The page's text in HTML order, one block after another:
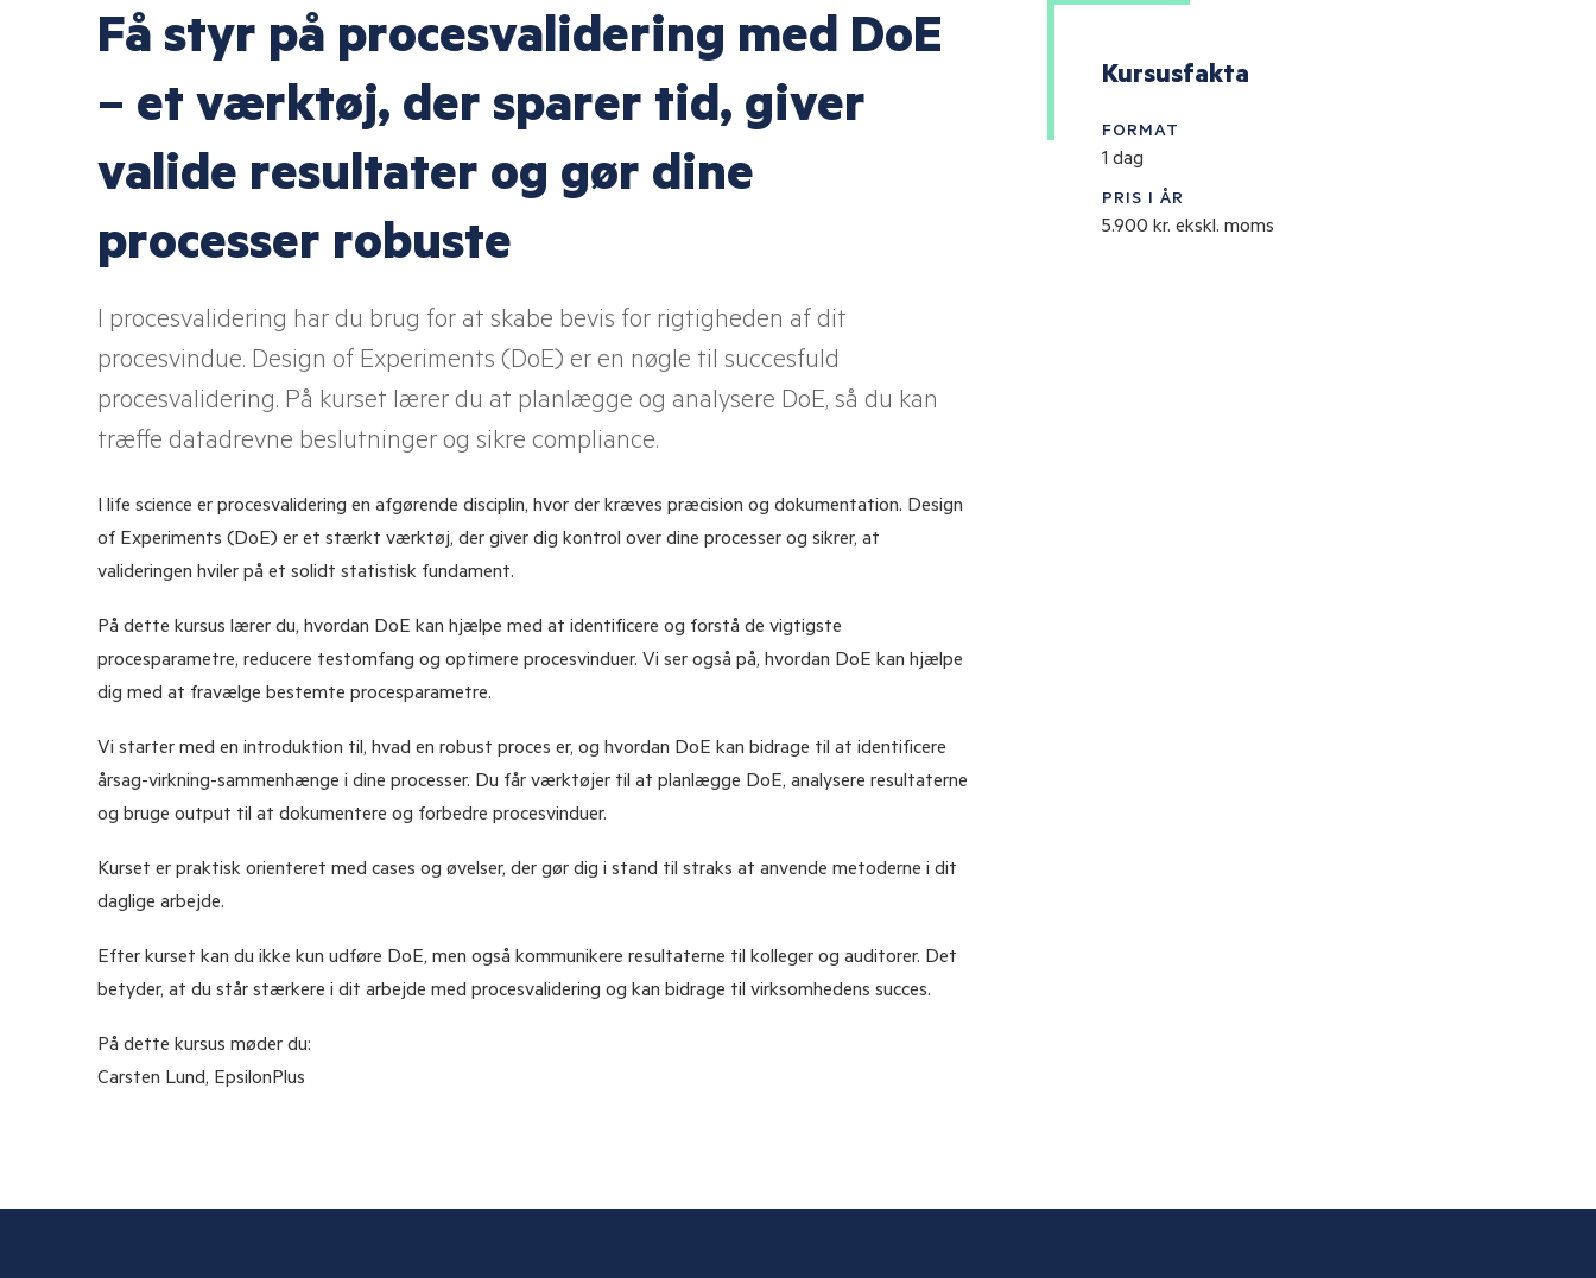
IT og dataintegritet
E-læringer
Mentalisering til hele apoteket
Lær at undervise
Få styr på procesvalidering med DoE
– et værktøj, der sparer tid, giver
valide resultater og gør dine
processer robuste
I procesvalidering har du brug for at skabe bevis for rigtigheden af dit
procesvindue. Design of Experiments (DoE) er en nøgle til succesfuld
procesvalidering. På kurset lærer du at planlægge og analysere DoE, så du kan
træffe datadrevne beslutninger og sikre compliance.
I life science er procesvalidering en afgørende disciplin, hvor der kræves præcision og dokumentation. Design
of Experiments (DoE) er et stærkt værktøj, der giver dig kontrol over dine processer og sikrer, at
valideringen hviler på et solidt statistisk fundament.
På dette kursus lærer du, hvordan DoE kan hjælpe med at identificere og forstå de vigtigste
procesparametre, reducere testomfang og optimere procesvinduer. Vi ser også på, hvordan DoE kan hjælpe
dig med at fravælge bestemte procesparametre.
Vi starter med en introduktion til, hvad en robust proces er, og hvordan DoE kan bidrage til at identificere
årsag-virkning-sammenhænge i dine processer. Du får værktøjer til at planlægge DoE, analysere resultaterne
og bruge output til at dokumentere og forbedre procesvinduer.
Kurset er praktisk orienteret med cases og øvelser, der gør dig i stand til straks at anvende metoderne i dit
daglige arbejde.
Efter kurset kan du ikke kun udføre DoE, men også kommunikere resultaterne til kolleger og auditorer. Det
betyder, at du står stærkere i dit arbejde med procesvalidering og kan bidrage til virksomhedens succes.
På dette kursus møder du:
Carsten Lund, EpsilonPlus
Kursusfakta
FORMAT
1 dag
PRIS I ÅR
5.900 kr. ekskl. moms